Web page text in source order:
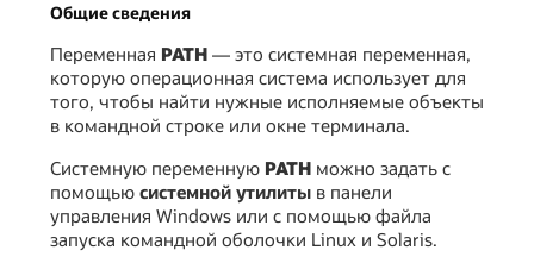
Общие сведения
Переменная PATH — это системная переменная,
которую операционная система использует для
того, чтобы найти нужные исполняемые объекты
в командной строке или окне терминала.
Системную переменную PATH можно задать с
помощью системной утилиты в панели
управления Windows или с помощью файла
запуска командной оболочки Linux и Solaris.